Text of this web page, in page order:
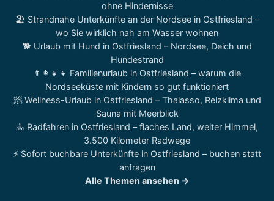
ohne Hindernisse
🏖️ Strandnahe Unterkünfte an der Nordsee in Ostfriesland –
wo Sie wirklich nah am Wasser wohnen
🐕 Urlaub mit Hund in Ostfriesland – Nordsee, Deich und
Hundestrand
👨‍👩‍👧‍👦 Familienurlaub in Ostfriesland – warum die
Nordseeküste mit Kindern so gut funktioniert
🧖 Wellness-Urlaub in Ostfriesland – Thalasso, Reizklima und
Sauna mit Meerblick
🚴 Radfahren in Ostfriesland – flaches Land, weiter Himmel,
3.500 Kilometer Radwege
⚡ Sofort buchbare Unterkünfte in Ostfriesland – buchen statt
anfragen
Alle Themen ansehen →